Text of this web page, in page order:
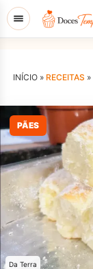
INÍCIO » RECEITAS »
PÃES
Da Terra